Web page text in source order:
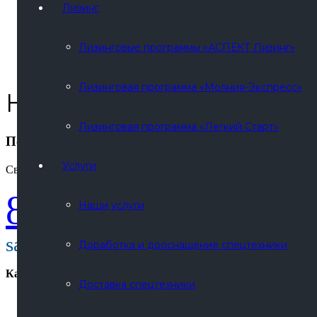
Лизинг
Лизинговые программы «АСПЕКТ Лизинг»
Лизинговая программа «Молния-Экспресс»
Лизинговая программа «Легкий Старт»
Услуги
Наши услуги
Доработка и дооснащение спецтехники
Доставка спецтехники
Нужна похожая
Получите коммерческое предложение удобным
Свяжитесь и мы подготовим для Вас индивидуальное КП.
8 800 30-20-174
sale@russpecavto.ru
Категории